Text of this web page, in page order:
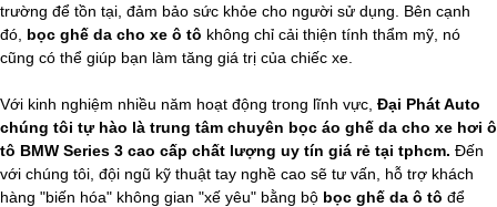
trường để tồn tại, đảm bảo sức khỏe cho người sử dụng. Bên cạnh
đó, bọc ghế da cho xe ô tô không chỉ cải thiện tính thẩm mỹ, nó
cũng có thể giúp bạn làm tăng giá trị của chiếc xe.
Với kinh nghiệm nhiều năm hoạt động trong lĩnh vực, Đại Phát Auto
chúng tôi tự hào là trung tâm chuyên bọc áo ghế da cho xe hơi ô
tô BMW Series 3 cao cấp chất lượng uy tín giá rẻ tại tphcm. Đến
với chúng tôi, đội ngũ kỹ thuật tay nghề cao sẽ tư vấn, hỗ trợ khách
hàng "biến hóa" không gian "xế yêu" bằng bộ bọc ghế da ô tô để